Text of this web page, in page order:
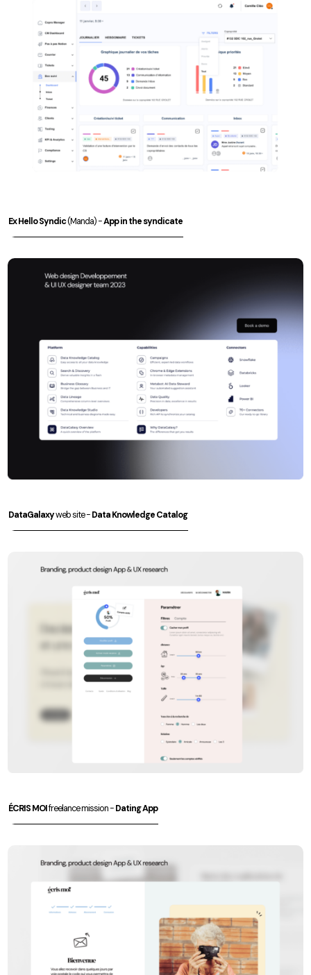
Ex Hello Syndic(Manda) -App in the syndicate
DataGalaxyweb site -Data Knowledge Catalog
ÉCRIS MOIfreelance mission -Dating App